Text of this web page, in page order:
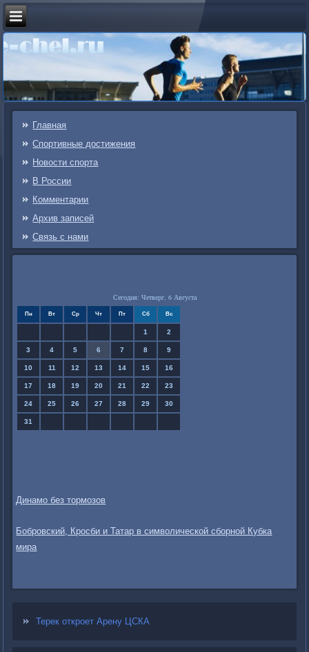
Главная
Спортивные достижения
Новости спорта
В России
Комментарии
Архив записей
Связь c нами
Сегодня: Четверг, 6 Августа
Пн Вт Ср Чт Пт Сб Вс
1 2
3 4 5 6 7 8 9
10 11 12 13 14 15 16
17 18 19 20 21 22 23
24 25 26 27 28 29 30
31
Динамо без тормозов
Бобровский, Кросби и Татар в символической сборной Кубка
мира
Терек откроет Арену ЦСКА